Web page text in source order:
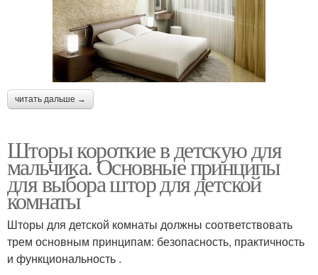
читать дальше →
Шторы короткие в детскую для
мальчика. Основные принципы
для выбора штор для детской
комнаты
Шторы для детской комнаты должны соответствовать
трем основным принципам: безопасность, практичность
и функциональность .